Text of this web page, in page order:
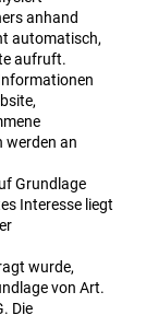
anhand
automatisch,
aufruft.
werden an
Grundlage
Interesse liegt
wurde,
von Art.
Die